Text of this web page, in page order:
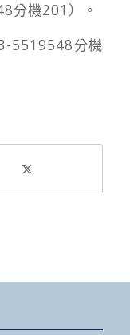
分機201）。
5519548分機